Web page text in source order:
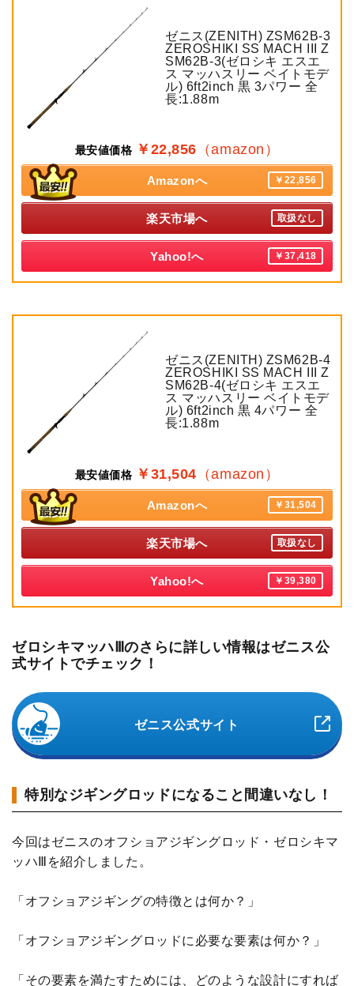
ゼニス(ZENITH) ZSM62B-3
ZEROSHIKI SS MACH III Z
SM62B-3(ゼロシキ エスエ
ス マッハスリー ベイトモデ
ル) 6ft2inch 黒 3パワー 全
長:1.88m
最安値価格 ￥22,856 （amazon）
Amazonへ ￥22,856
楽天市場へ 取扱なし
Yahoo!へ ￥37,418
ゼニス(ZENITH) ZSM62B-4
ZEROSHIKI SS MACH III Z
SM62B-4(ゼロシキ エスエ
ス マッハスリー ベイトモデ
ル) 6ft2inch 黒 4パワー 全
長:1.88m
最安値価格 ￥31,504 （amazon）
Amazonへ ￥31,504
楽天市場へ 取扱なし
Yahoo!へ ￥39,380
ゼロシキマッハⅢのさらに詳しい情報はゼニス公
式サイトでチェック！
ゼニス公式サイト
特別なジギングロッドになること間違いなし！
今回はゼニスのオフショアジギングロッド・ゼロシキマ
ッハⅢを紹介しました。
「オフショアジギングの特徴とは何か？」
「オフショアジギングロッドに必要な要素は何か？」
「その要素を満たすためには、どのような設計にすれば